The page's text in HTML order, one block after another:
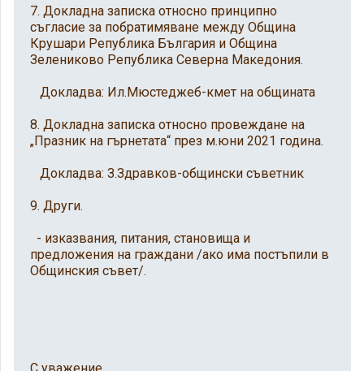
7. Докладна записка относно принципно
съгласие за побратимяване между Община
Крушари Република България и Община
Зелениково Република Северна Македония.
Докладва: Ил.Мюстеджеб-кмет на общината
8. Докладна записка относно провеждане на
„Празник на гърнетата“ през м.юни 2021 година.
Докладва: З.Здравков-общински съветник
9. Други.
- изказвания, питания, становища и
предложения на граждани /ако има постъпили в
Общинския съвет/.